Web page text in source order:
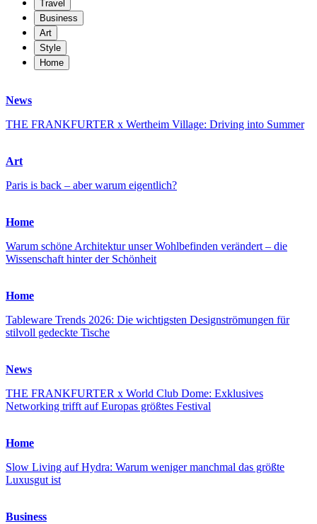
Travel
Business
Art
Style
Home
News
THE FRANKFURTER x Wertheim Village: Driving into Summer
Art
Paris is back – aber warum eigentlich?
Home
Warum schöne Architektur unser Wohlbefinden verändert – die
Wissenschaft hinter der Schönheit
Home
Tableware Trends 2026: Die wichtigsten Designströmungen für
stilvoll gedeckte Tische
News
THE FRANKFURTER x World Club Dome: Exklusives
Networking trifft auf Europas größtes Festival
Home
Slow Living auf Hydra: Warum weniger manchmal das größte
Luxusgut ist
Business